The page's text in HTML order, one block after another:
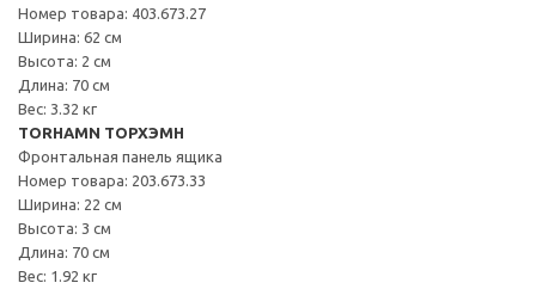
Номер товара: 403.673.27
Ширина: 62 см
Высота: 2 см
Длина: 70 см
Вес: 3.32 кг
TORHAMN ТОРХЭМН
Фронтальная панель ящика
Номер товара: 203.673.33
Ширина: 22 см
Высота: 3 см
Длина: 70 см
Вес: 1.92 кг